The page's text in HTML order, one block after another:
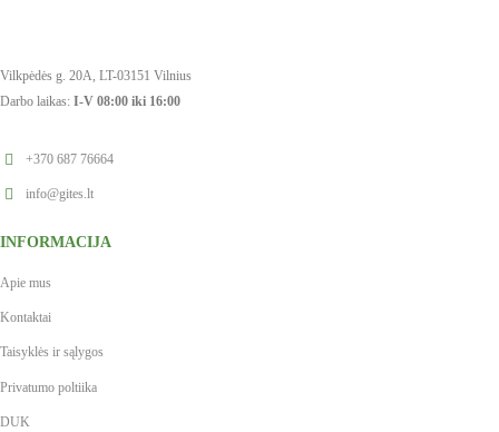
Vilkpėdės g. 20A, LT-03151 Vilnius
Darbo laikas: I-V 08:00 iki 16:00
+370 687 76664
info@gites.lt
INFORMACIJA
Apie mus
Kontaktai
Taisyklės ir sąlygos
Privatumo poltiika
DUK